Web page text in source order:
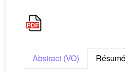
Abstract (VO)
Résumé